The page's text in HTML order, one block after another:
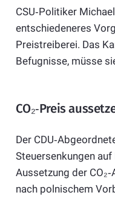
CSU‑Politiker
entschiedeneres
Preistreiberei. Das
Befugnisse, müsse
CO₂‑Preis
Der
Steuersenkungen auf
Aussetzung der
nach polnischem